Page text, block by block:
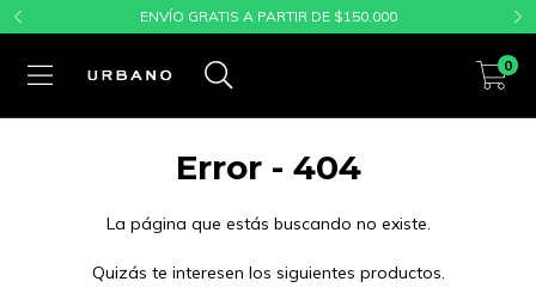
ENVÍO GRATIS A PARTIR DE $150.000
0
Error - 404
La página que estás buscando no existe.
Quizás te interesen los siguientes productos.